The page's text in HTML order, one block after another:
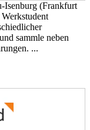
Isenburg (Frankfurt
sammle neben
...